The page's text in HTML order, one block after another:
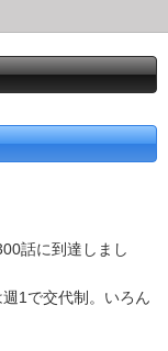
話に到達しまし
1で交代制。いろん